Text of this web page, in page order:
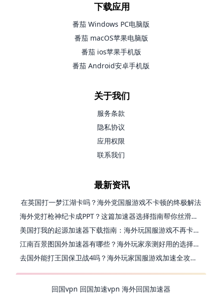
下载应用
番茄 Windows PC电脑版
番茄 macOS苹果电脑版
番茄 ios苹果手机版
番茄 Android安卓手机版
关于我们
服务条款
隐私协议
应用权限
联系我们
最新资讯
在英国打一梦江湖卡吗？海外党国服游戏不卡顿的终极解法
海外党打枪神纪卡成PPT？这篇加速器选择指南帮你丝滑上分
美国打我的起源加速器下载指南：海外玩国服游戏不再卡的终极方案
江南百景图国外加速器有哪些？海外玩家亲测好用的选择与避坑指南
去国外能打王国保卫战4吗？海外玩家国服游戏加速全攻略（附公主连结幻想江湖实测）
回国vpn 回国加速vpn 海外回国加速器